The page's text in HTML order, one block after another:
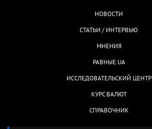
НОВОСТИ
СТАТЬИ / ИНТЕРВЬЮ
МНЕНИЯ
РАВНЫЕ.UA
ИССЛЕДОВАТЕЛЬСКИЙ ЦЕНТР
КУРС ВАЛЮТ
СПРАВОЧНИК